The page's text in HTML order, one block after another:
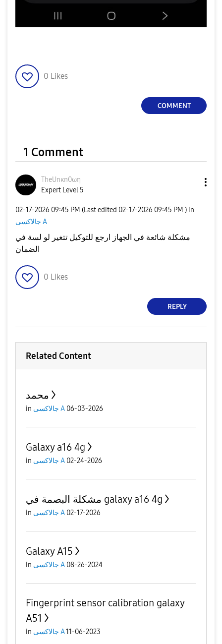
0 Likes
COMMENT
1 Comment
TheUnκn0ωη
Expert Level 5
‎02-17-2026 09:45 PM (Last edited ‎02-17-2026 09:45 PM ) in
جالاكسى A
مشكلة شائعة في الجهاز ارجع للتوكيل تتغير لو لسة في
الضمان
0 Likes
REPLY
Related Content
محمد
in جالاكسى A 06-03-2026
Galaxy a16 4g
in جالاكسى A 02-24-2026
مشكلة البصمة في galaxy a16 4g
in جالاكسى A 02-17-2026
Galaxy A15
in جالاكسى A 08-26-2024
Fingerprint sensor calibration galaxy
A51
in جالاكسى A11-06-2023